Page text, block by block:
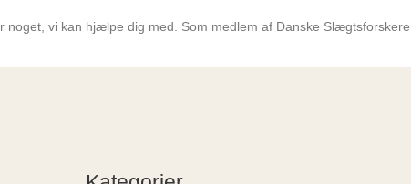
noget, vi kan hjælpe dig med. Som medlem af Danske